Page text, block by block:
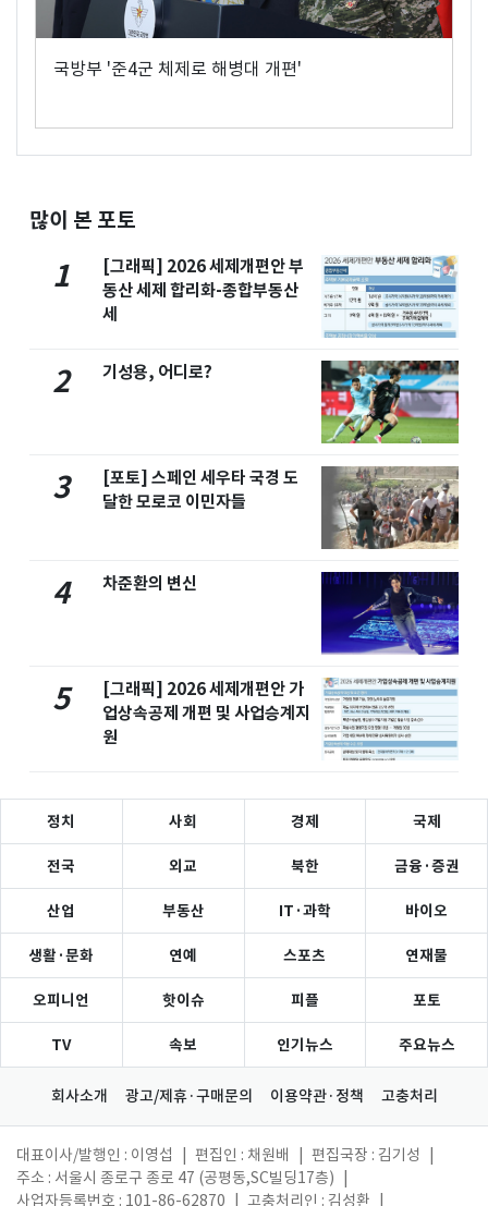
국방부 '준4군 체제로 해병대 개편'
많이 본 포토
1
[그래픽] 2026 세제개편안 부
동산 세제 합리화-종합부동산
세
2 기성용, 어디로?
3
[포토] 스페인 세우타 국경 도
달한 모로코 이민자들
4 차준환의 변신
5
[그래픽] 2026 세제개편안 가
업상속공제 개편 및 사업승계지
원
정치 사회 경제 국제
전국 외교 북한 금융·증권
산업 부동산 IT·과학 바이오
생활·문화 연예 스포츠 연재물
오피니언 핫이슈 피플 포토
TV 속보 인기뉴스 주요뉴스
회사소개 광고/제휴·구매문의 이용약관·정책 고충처리
대표이사/발행인 : 이영섭 편집인 : 채원배 편집국장 : 김기성
주소 : 서울시 종로구 종로 47 (공평동,SC빌딩17층)
사업자등록번호 : 101-86-62870
고충처리인 : 김성환